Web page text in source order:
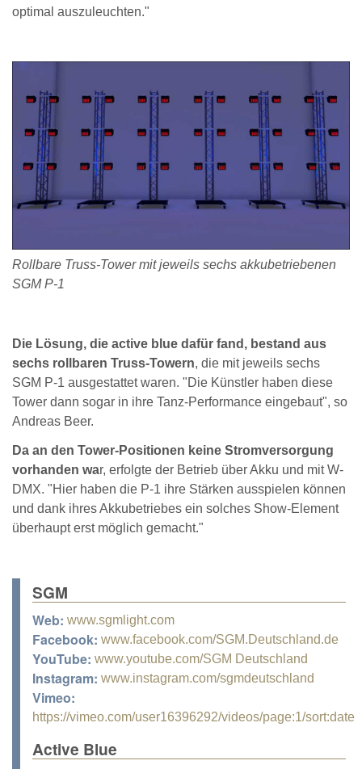
optimal auszuleuchten."
Rollbare Truss-Tower mit jeweils sechs akkubetriebenen
SGM P-1
Die Lösung, die active blue dafür fand, bestand aus
sechs rollbaren Truss-Towern, die mit jeweils sechs
SGM P-1 ausgestattet waren. "Die Künstler haben diese
Tower dann sogar in ihre Tanz-Performance eingebaut", so
Andreas Beer.
Da an den Tower-Positionen keine Stromversorgung
vorhanden war, erfolgte der Betrieb über Akku und mit W-
DMX. "Hier haben die P-1 ihre Stärken ausspielen können
und dank ihres Akkubetriebes ein solches Show-Element
überhaupt erst möglich gemacht."
SGM
Web: www.sgmlight.com
Facebook: www.facebook.com/SGM.Deutschland.de
YouTube: www.youtube.com/SGM Deutschland
Instagram: www.instagram.com/sgmdeutschland
Vimeo:
https://vimeo.com/user16396292/videos/page:1/sort:date
Active Blue